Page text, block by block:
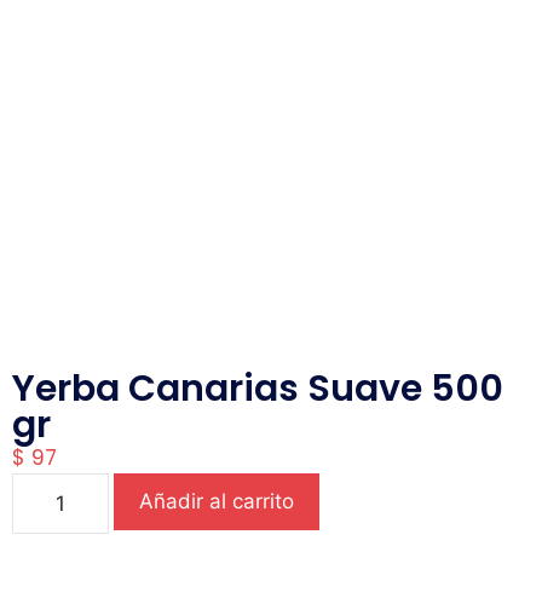
Yerba Canarias Suave 500
gr
$ 97
Añadir al carrito